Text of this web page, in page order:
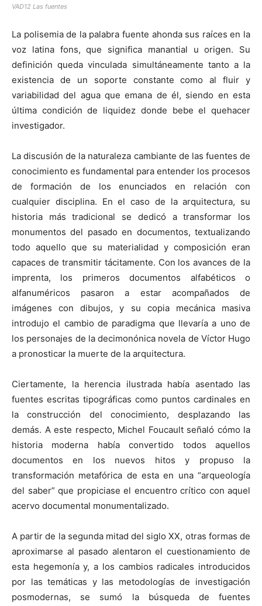
VAD12 Las fuentes
La polisemia de la palabra fuente ahonda sus raíces en la
voz latina fons, que significa manantial u origen. Su
definición queda vinculada simultáneamente tanto a la
existencia de un soporte constante como al fluir y
variabilidad del agua que emana de él, siendo en esta
última condición de liquidez donde bebe el quehacer
investigador.
La discusión de la naturaleza cambiante de las fuentes de
conocimiento es fundamental para entender los procesos
de formación de los enunciados en relación con
cualquier disciplina. En el caso de la arquitectura, su
historia más tradicional se dedicó a transformar los
monumentos del pasado en documentos, textualizando
todo aquello que su materialidad y composición eran
capaces de transmitir tácitamente. Con los avances de la
imprenta, los primeros documentos alfabéticos o
alfanuméricos pasaron a estar acompañados de
imágenes con dibujos, y su copia mecánica masiva
introdujo el cambio de paradigma que llevaría a uno de
los personajes de la decimonónica novela de Víctor Hugo
a pronosticar la muerte de la arquitectura.
Ciertamente, la herencia ilustrada había asentado las
fuentes escritas tipográficas como puntos cardinales en
la construcción del conocimiento, desplazando las
demás. A este respecto, Michel Foucault señaló cómo la
historia moderna había convertido todos aquellos
documentos en los nuevos hitos y propuso la
transformación metafórica de esta en una “arqueología
del saber” que propiciase el encuentro crítico con aquel
acervo documental monumentalizado.
A partir de la segunda mitad del siglo XX, otras formas de
aproximarse al pasado alentaron el cuestionamiento de
esta hegemonía y, a los cambios radicales introducidos
por las temáticas y las metodologías de investigación
posmodernas, se sumó la búsqueda de fuentes